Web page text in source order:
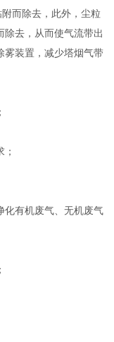
而除去，此外，尘粒
除去，从而使气流带出
雾装置，减少塔烟气带
有机废气、无机废气